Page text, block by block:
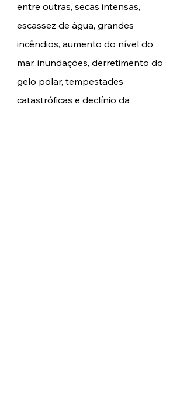
entre outras, secas intensas,
escassez de água, grandes
incêndios, aumento do nível do
mar, inundações, derretimento do
gelo polar, tempestades
catastróficas e declínio da